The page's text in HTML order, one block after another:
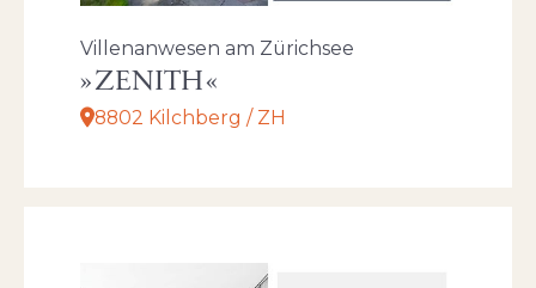
Villenanwesen am Zürichsee
ZENITH
8802 Kilchberg / ZH